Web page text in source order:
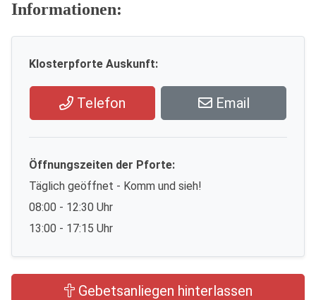
Informationen:
Klosterpforte Auskunft:
Telefon Email
Öffnungszeiten der Pforte:
Täglich geöffnet - Komm und sieh!
08:00 - 12:30 Uhr
13:00 - 17:15 Uhr
Gebetsanliegen hinterlassen